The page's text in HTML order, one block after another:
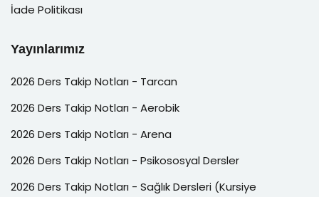
İade Politikası
Yayınlarımız
2026 Ders Takip Notları - Tarcan
2026 Ders Takip Notları - Aerobik
2026 Ders Takip Notları - Arena
2026 Ders Takip Notları - Psikososyal Dersler
2026 Ders Takip Notları - Sağlık Dersleri (Kursiye